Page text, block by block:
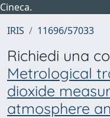
Cineca.
IRIS
11696/57033
Richiedi una
Metrological
dioxide
atmosphere